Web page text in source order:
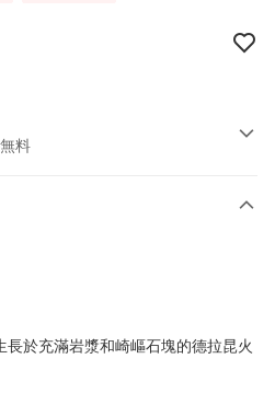
料
於充滿岩漿和崎嶇石塊的德拉昆火